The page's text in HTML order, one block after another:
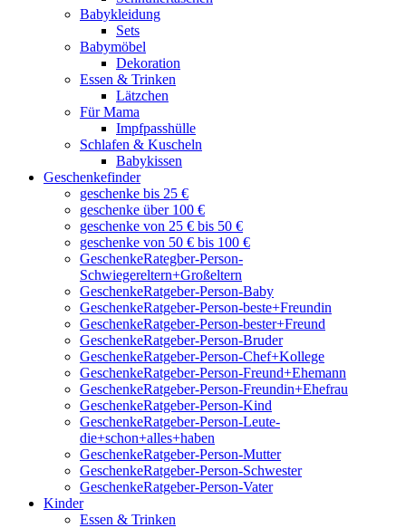
Babykleidung
Sets
Babymöbel
Dekoration
Essen & Trinken
Lätzchen
Für Mama
Impfpasshülle
Schlafen & Kuscheln
Babykissen
Geschenkefinder
geschenke bis 25 €
geschenke über 100 €
geschenke von 25 € bis 50 €
geschenke von 50 € bis 100 €
GeschenkeRategber-Person-
Schwiegereltern+Großeltern
GeschenkeRatgeber-Person-Baby
GeschenkeRatgeber-Person-beste+Freundin
GeschenkeRatgeber-Person-bester+Freund
GeschenkeRatgeber-Person-Bruder
GeschenkeRatgeber-Person-Chef+Kollege
GeschenkeRatgeber-Person-Freund+Ehemann
GeschenkeRatgeber-Person-Freundin+Ehefrau
GeschenkeRatgeber-Person-Kind
GeschenkeRatgeber-Person-Leute-
die+schon+alles+haben
GeschenkeRatgeber-Person-Mutter
GeschenkeRatgeber-Person-Schwester
GeschenkeRatgeber-Person-Vater
Kinder
Essen & Trinken